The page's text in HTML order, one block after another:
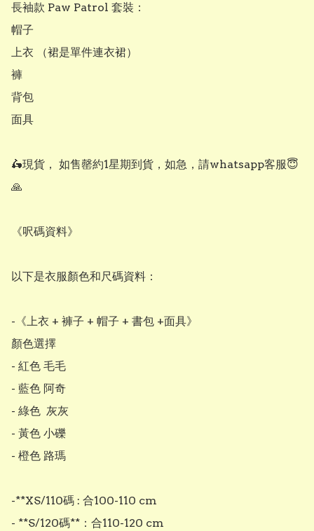
長袖款 Paw Patrol 套裝：
帽子
上衣 （裙是單件連衣裙）
褲
背包
面具
🛵現貨， 如售罄約1星期到貨，如急，請whatsapp客服😇
🙏
《呎碼資料》
以下是衣服顏色和尺碼資料：
-《上衣 + 褲子 + 帽子 + 書包 +面具》
顏色選擇
- 紅色 毛毛
- 藍色 阿奇
- 綠色  灰灰
- 黃色 小礫
- 橙色 路瑪
-**XS/110碼 : 合100-110 cm
- **S/120碼**：合110-120 cm